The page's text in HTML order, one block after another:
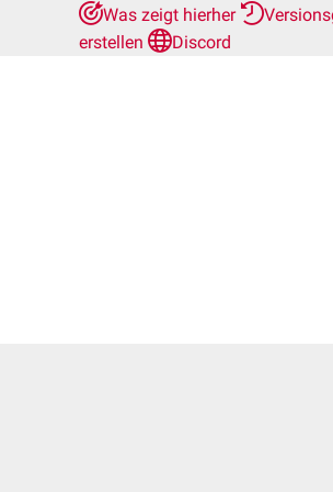
Was zeigt hierher
erstellen
Discord